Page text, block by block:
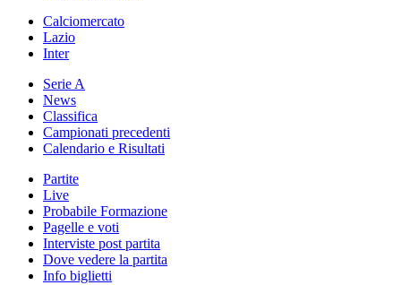
Calciomercato
Lazio
Inter
Serie A
News
Classifica
Campionati precedenti
Calendario e Risultati
Partite
Live
Probabile Formazione
Pagelle e voti
Interviste post partita
Dove vedere la partita
Info biglietti